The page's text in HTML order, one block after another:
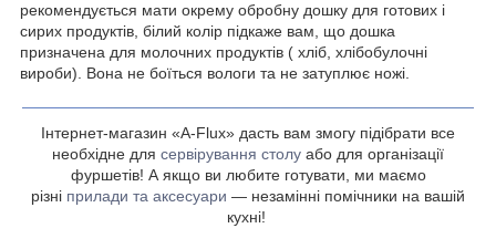
рекомендується мати окрему обробну дошку для готових і
сирих продуктів, білий колір підкаже вам, що дошка
призначена для молочних продуктів ( хліб, хлібобулочні
вироби). Вона не боїться вологи та не затуплює ножі.
Інтернет-магазин «A-Flux» дасть вам змогу підібрати все
необхідне для сервірування столу або для організації
фуршетів! А якщо ви любите готувати, ми маємо
різні прилади та аксесуари — незамінні помічники на вашій
кухні!